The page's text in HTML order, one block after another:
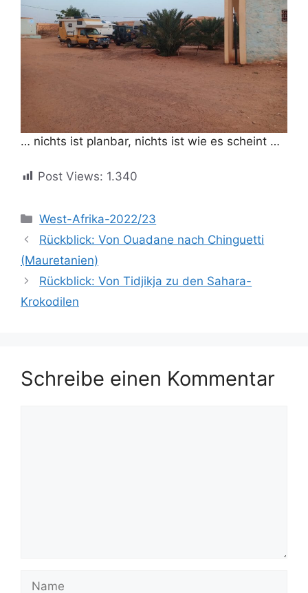
… nichts ist planbar, nichts ist wie es scheint …
Post Views: 1.340
Kategorien
West-Afrika-2022/23
Rückblick: Von Ouadane nach Chinguetti
(Mauretanien)
Rückblick: Von Tidjikja zu den Sahara-
Krokodilen
Schreibe einen Kommentar